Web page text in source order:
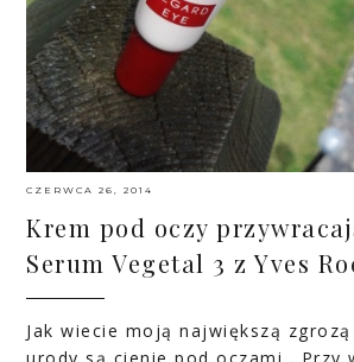
CZERWCA 26, 2014
Krem pod oczy
Serum Vegetal 3 z Yves
Jak wiecie moją największą